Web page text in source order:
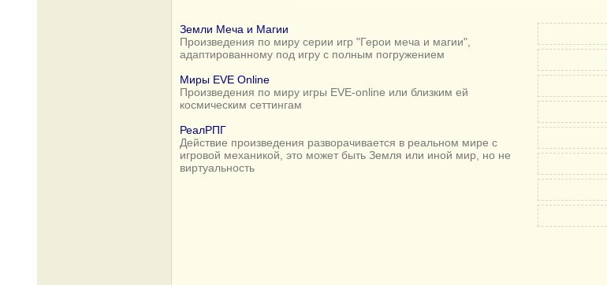
Земли Меча и Магии
Произведения по миру серии игр "Герои меча и магии",
адаптированному под игру с полным погружением
Миры EVE Online
Произведения по миру игры EVE-online или близким ей
космическим сеттингам
РеалРПГ
Действие произведения разворачивается в реальном мире с
игровой механикой, это может быть Земля или иной мир, но не
виртуальность